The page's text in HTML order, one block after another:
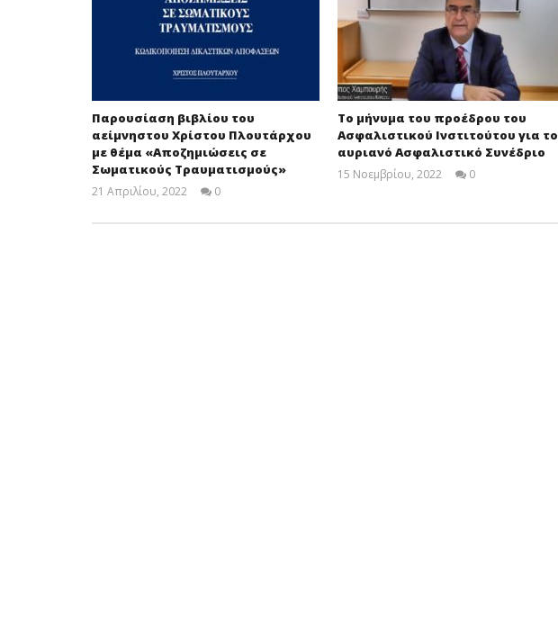
Παρουσίαση βιβλίου του
αείμνηστου Χρίστου Πλουτάρχου
με θέμα «Αποζημιώσεις σε
Σωματικούς Τραυματισμούς»
21 Απριλίου, 2022
Insurance
0
Το μήνυμα του προέδρου του
Ασφαλιστικού Ινστιτούτου για το
αυριανό Ασφαλιστικό Συνέδριο
15 Νοεμβρίου, 2022
0